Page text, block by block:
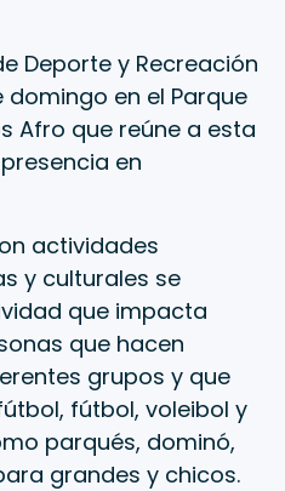
Deporte y Recreación
en el Parque
Afro que reúne a esta
en
actividades
y culturales se
que impacta
que hacen
grupos y que
fútbol, voleibol y
parqués, dominó,
grandes y chicos.